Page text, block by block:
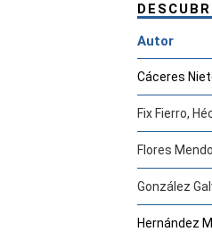
Autor
Cáceres
Fix Fierro,
Flores
González
Hernández